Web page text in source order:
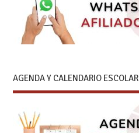
AGENDA Y CALENDARIO ESCOLAR